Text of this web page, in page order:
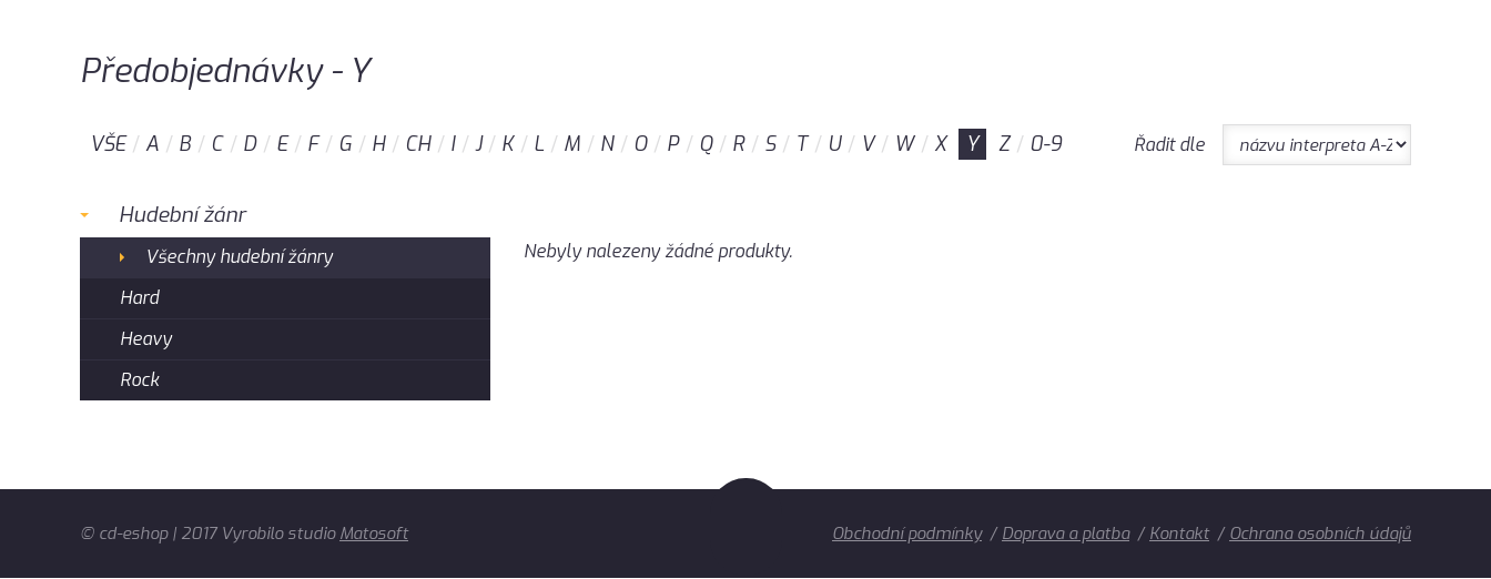
Předobjednávky - Y
VŠE A B C D E F G H CH I J K L M N O P Q R S T U V W X Y Z 0-9 Řadit dle
Hudební žánr
Všechny hudební žánry
Hard
Heavy
Rock
Nebyly nalezeny žádné produkty.
© cd-eshop | 2017 Vyrobilo studio Matosoft Obchodní podmínky Doprava a platba Kontakt Ochrana osobních údajů